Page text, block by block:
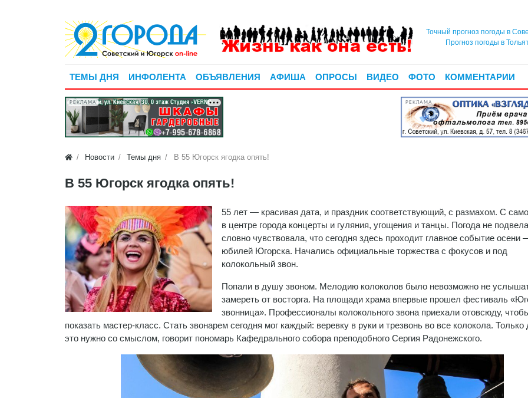
Точный прогноз погоды в
Прогноз погоды в
ТЕМЫ ДНЯ ИНФОЛЕНТА ОБЪЯВЛЕНИЯ АФИША ОПРОСЫ ВИДЕО ФОТО КОММЕНТАРИИ
РЕКЛАМА РЕКЛАМА
Новости Темы дня В 55 Югорск ягодка опять!
В 55 Югорск ягодка опять!
55 лет — красивая дата, и праздник соответствующий, с размахом. С
в центре города концерты и гуляния, угощения и танцы. Погода не
словно чувствовала, что сегодня здесь проходит главное событие осени
юбилей Югорска. Начались официальные торжества с фокусов и под
колокольный звон.
Попали в душу звоном. Мелодию колоколов было невозможно не
замереть от восторга. На площади храма впервые прошел фестиваль
звонница». Профессионалы колокольного звона приехали отовсюду,
показать мастер-класс. Стать звонарем сегодня мог каждый: веревку в руки и трезвонь во все колокола. Только
это нужно со смыслом, говорит пономарь Кафедрального собора преподобного Сергия Радонежского.